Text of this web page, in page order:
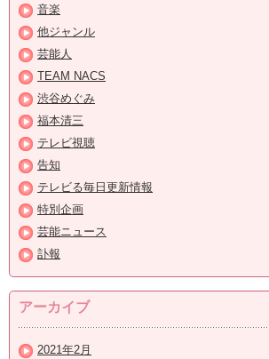
音楽
他ジャンル
芸能人
TEAM NACS
渋谷めぐみ
福本清三
テレビ視聴
告知
テレビる毎日更新情報
特別企画
芸能ニュース
訃報
アーカイブ
2021年2月